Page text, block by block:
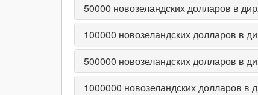
50000 новозеландских долларов в
100000 новозеландских долларов в
500000 новозеландских долларов в
1000000 новозеландских долларов в